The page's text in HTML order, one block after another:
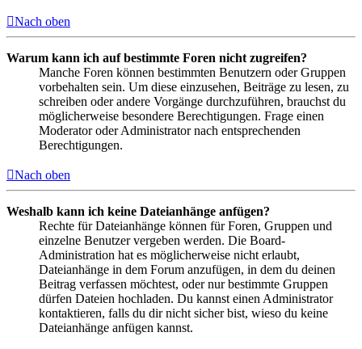
Nach oben
Warum kann ich auf bestimmte Foren nicht zugreifen?
Manche Foren können bestimmten Benutzern oder Gruppen
vorbehalten sein. Um diese einzusehen, Beiträge zu lesen, zu
schreiben oder andere Vorgänge durchzuführen, brauchst du
möglicherweise besondere Berechtigungen. Frage einen
Moderator oder Administrator nach entsprechenden
Berechtigungen.
Nach oben
Weshalb kann ich keine Dateianhänge anfügen?
Rechte für Dateianhänge können für Foren, Gruppen und
einzelne Benutzer vergeben werden. Die Board-
Administration hat es möglicherweise nicht erlaubt,
Dateianhänge in dem Forum anzufügen, in dem du deinen
Beitrag verfassen möchtest, oder nur bestimmte Gruppen
dürfen Dateien hochladen. Du kannst einen Administrator
kontaktieren, falls du dir nicht sicher bist, wieso du keine
Dateianhänge anfügen kannst.